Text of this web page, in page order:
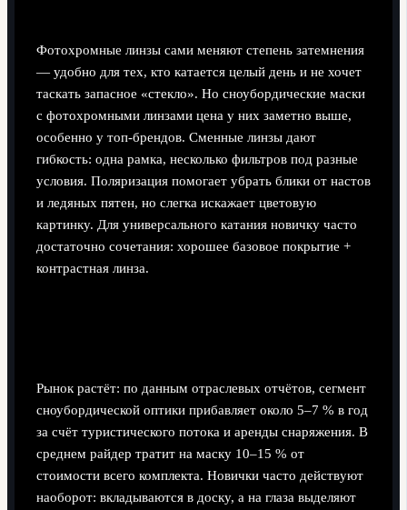
Фотохромные линзы сами меняют степень затемнения
— удобно для тех, кто катается целый день и не хочет
таскать запасное «стекло». Но сноубордические маски
с фотохромными линзами цена у них заметно выше,
особенно у топ-брендов. Сменные линзы дают
гибкость: одна рамка, несколько фильтров под разные
условия. Поляризация помогает убрать блики от настов
и ледяных пятен, но слегка искажает цветовую
картинку. Для универсального катания новичку часто
достаточно сочетания: хорошее базовое покрытие +
контрастная линза.
Рынок растёт: по данным отраслевых отчётов, сегмент
сноубордической оптики прибавляет около 5–7 % в год
за счёт туристического потока и аренды снаряжения. В
среднем райдер тратит на маску 10–15 % от
стоимости всего комплекта. Новички часто действуют
наоборот: вкладываются в доску, а на глаза выделяют